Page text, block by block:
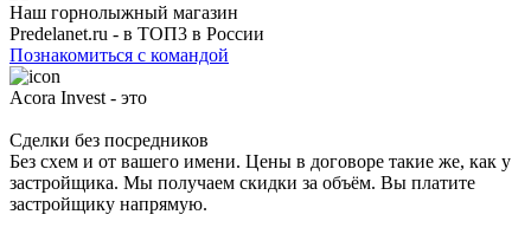
Наш горнолыжный магазин
Predelanet.ru - в ТОП3 в России
Познакомиться с командой
Acora Invest - это
Сделки без посредников
Без схем и от вашего имени. Цены в договоре такие же, как у
застройщика. Мы получаем скидки за объём. Вы платите
застройщику напрямую.